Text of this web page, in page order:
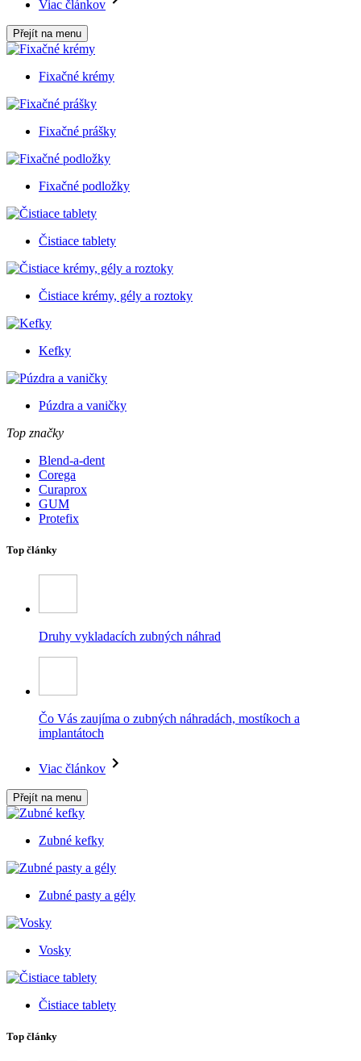
Viac článkov
Přejít na menu
Fixačné krémy
Fixačné prášky
Fixačné podložky
Čistiace tablety
Čistiace krémy, gély a roztoky
Kefky
Púzdra a vaničky
Top značky
Blend-a-dent
Corega
Curaprox
GUM
Protefix
Top články
Druhy vykladacích zubných náhrad
Čo Vás zaujíma o zubných náhradách, mostíkoch a
implantátoch
Viac článkov
Přejít na menu
Zubné kefky
Zubné pasty a gély
Vosky
Čistiace tablety
Top články